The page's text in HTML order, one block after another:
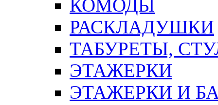
КОМОДЫ
РАСКЛАДУШКИ
ТАБУРЕТЫ,
ЭТАЖЕРКИ
ЭТАЖЕРКИ И